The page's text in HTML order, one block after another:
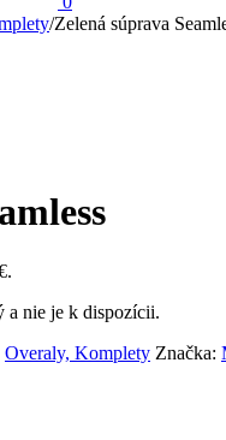
/Zelená súprava
a nie je k dispozícii.
Overaly, Komplety Značka: